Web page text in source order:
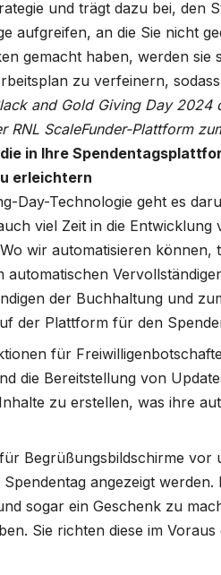
und trägt dazu bei, den
aufgreifen, an die Sie nicht
gemacht haben, werden
zu verfeinern,
and Gold Giving Day 2024
RNL ScaleFunder-Plattform
in Ihre
erleichtern
Day-Technologie geht es
viel Zeit in die
wir automatisieren können,
automatischen
der Buchhaltung und
der Plattform für den
für
die Bereitstellung von
zu erstellen, was ihre
Begrüßungsbildschirme vor
Spendentag angezeigt
sogar ein Geschenk zu
Sie richten diese im